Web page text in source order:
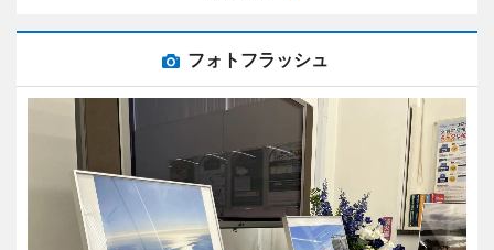
フォトフラッシュ